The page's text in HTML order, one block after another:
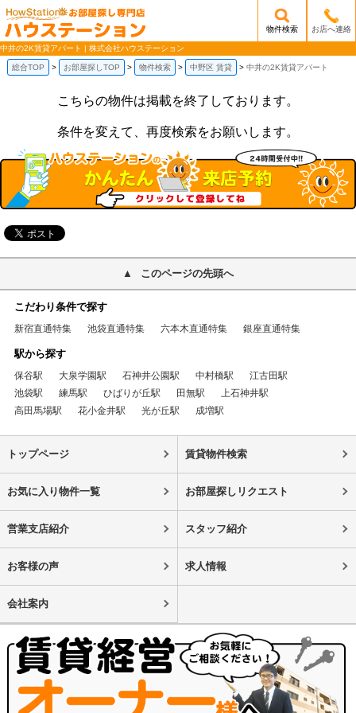
/mobile_img/head-logo.png
物件検索 お店へ連絡
中井の2K賃貸アパート | 株式会社ハウステーション
総合TOP お部屋探しTOP 物件検索 中野区 賃貸 中井の2K賃貸アパート
こちらの物件は掲載を終了しております。
条件を変えて、再度検索をお願いします。
このページの先頭へ
こだわり条件で探す
新宿直通特集 池袋直通特集 六本木直通特集 銀座直通特集
駅から探す
保谷駅 大泉学園駅 石神井公園駅 中村橋駅
江古田駅
池袋駅
練馬駅 ひばりが丘駅 田無駅
上石神井駅
高田馬場駅
花小金井駅 光が丘駅 成増駅
トップページ 賃貸物件検索
お気に入り物件一覧 お部屋探しリクエスト
営業支店紹介 スタッフ紹介
お客様の声 求人情報
会社案内